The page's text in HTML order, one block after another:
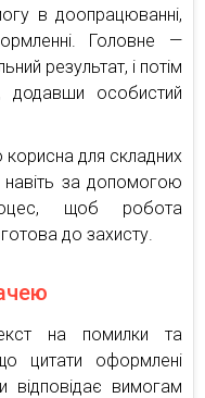
в доопрацюванні,
Головне —
результат, і потім
додавши особистий
для складних
за допомогою
щоб робота
до захисту.
на помилки та
цитати оформлені
відповідає вимогам